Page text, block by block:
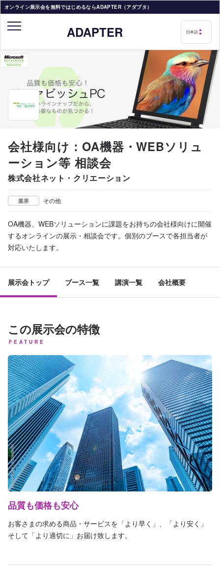
オンライン展示会を無料ではじめるならADAPTER（アダプタ）
ADAPTER
会社様向け：OA機器・WEBソリュ
ーション等 相談会
株式会社ネット・クリエーション
業界 その他
OA機器、WEBソリューションに課題をお持ちの会社様向けに開催
するオンラインの展示・相談会です。個別のブースで各担当者が
対応いたします。
展示会トップ ブース一覧 講演一覧 会社概要
この展示会の特徴
FEATURE
品質も価格も安心
お客さまの求める商品・サービスを「より早く」、「より安く」
そして「より適切に」お届け致します。